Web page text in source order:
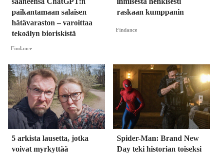
paikantamaan salaisen
hätävaraston – varoittaa
tekoälyn bioriskistä
Findance
raskaan kumppanin
Findance
5 arkista lausetta, jotka
voivat myrkyttää
Spider-Man: Brand New
Day teki historian toiseksi